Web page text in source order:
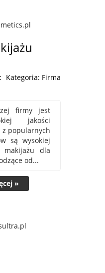
Kategoria: Firma
firmy jest
jakości
z popularnych
są wysokiej
dla
od...
»